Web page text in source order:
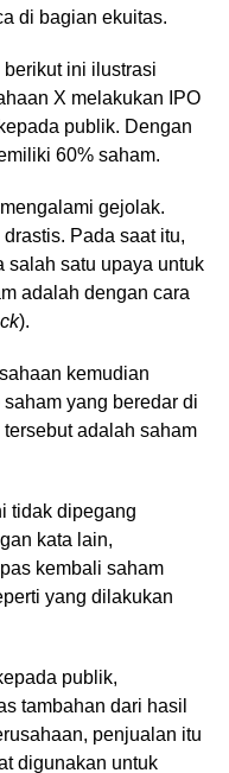
di bagian ekuitas.
ini ilustrasi
X melakukan IPO
publik. Dengan
60% saham.
gejolak.
Pada saat itu,
salah satu upaya untuk
adalah dengan cara
).
kemudian
yang beredar di
adalah saham
tidak dipegang
kata lain,
kembali saham
yang dilakukan
publik,
tambahan dari hasil
penjualan itu
digunakan untuk